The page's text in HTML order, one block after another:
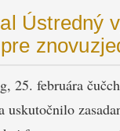
Ústredný
25. februára
uskutočnilo